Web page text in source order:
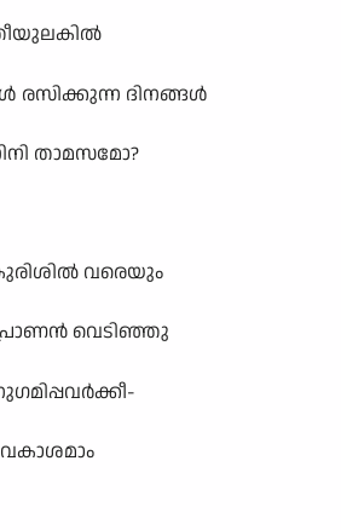
രസിക്കുന്ന ദിനങ്ങൾ
താമസമോ?
വരെയും
വെടിഞ്ഞു